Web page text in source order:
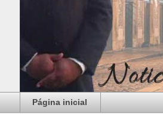
Página inicial